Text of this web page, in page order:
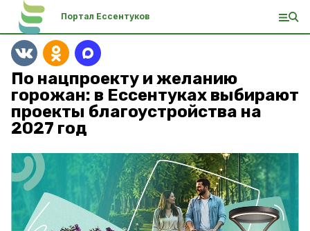
Портал Ессентуков
По нацпроекту и желанию
горожан: в Ессентуках выбирают
проекты благоустройства на
2027 год